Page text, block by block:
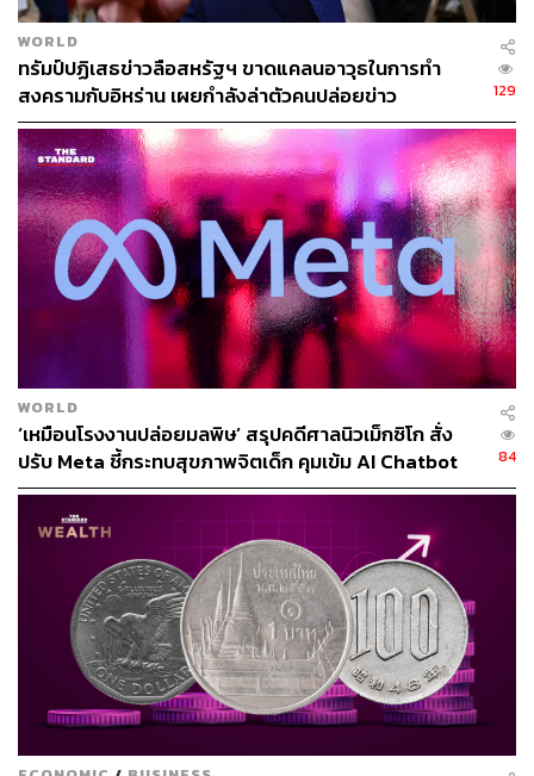
นี่คือความขัดแย้งที่อยู่ใจกลางเรื่องราวของ AI กับ
productivity ใครก็ตามที่มี AI สามารถสร้างสไลด์ที่ดูดีได้ใน
สิบสองวินาที สิ่งที่ยากขึ้นทุกวันไม่ใช่การผลิต แต่เป็น
วิจารณญาณ ความสามารถในการอ่านงานแล้วบอกว่า งาน
นี้ดูดีแต่กลวง ทำใหม่ ความกล้าที่จะปักธงและพูดว่า นี่คือสิ่ง
ที่ฉันคิด และนี่คือเหตุผล
สิ่งเหล่านี้ล้วนเป็นทักษะของมนุษย์โดยแท้ AI ไม่ได้ทำให้มันมี
ค่าน้อยลง ตรงกันข้าม มันทำให้ทักษะเหล่านี้กลายเป็นสิ่งที่มี
ค่าที่สุดในห้อง
คำตอบไม่ใช่การใช้ AI ให้น้อยลง ‘คิดดีๆ’ ไม่ได้แปลว่าต้อง
คิดด้วยมือเปล่า การใช้ AI ให้เป็นคือการใช้มันเพื่อคิดให้หนัก
ขึ้น ใช้มันเป็นเพื่อนคู่คิดที่ช่วยผลักดันความคิดของเราให้ไกล
ขึ้น ไม่ใช่ใช้มันมาแทนการคิดทั้งหมด
ที่ SCBX ในขณะที่เรากำลังเดินหน้าสู่การเป็นองค์กร AI-first
นี่คือเส้นทางที่เรากลับมาทบทวนเสมอ
การเป็น AI-first ไม่ใช่
เรื่องของการผลิตมากขึ้น แต่คือการปลดล็อกให้คนของเรา
ได้ทำสิ่งที่มีเพียงมนุษย์เท่านั้นที่ทำได้นั่นคือการตัดสินใจ
การเลือกว่าอะไรสำคัญ และการกล้าพูดว่าสิ่งนี้ยังไม่ดีพอ ใน
ยุคที่ผลผลิตเป็นสิ่งไม่จำกัด สิ่งที่หายากที่สุดคือมนุษย์ที่กล้า
ตัดสินใจ
กลับไปที่การประชุมเช้าวันอังคาร คุณเดินกลับมาที่โต๊ะ
ทำงาน คุณเปิด Claude อีกครั้ง แต่ครั้งนี้ คุณไม่ได้ขอให้มัน
WORLD
ทรัมป์ปฏิเสธข่าวลือสหรัฐฯ ขาดแคลนอาวุธในการทำ
สงครามกับอิหร่าน เผยกำลังล่าตัวคนปล่อยข่าว
129
WORLD
‘เหมือนโรงงานปล่อยมลพิษ’ สรุปคดีศาลนิวเม็กซิโก สั่ง
ปรับ Meta ชี้กระทบสุขภาพจิตเด็ก คุมเข้ม AI Chatbot
84